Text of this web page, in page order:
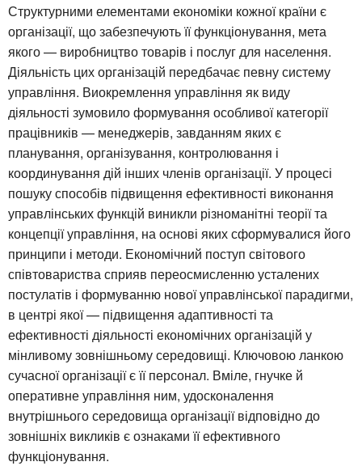
Структурними елементами економіки кожної країни є
організації, що забезпечують її функціонування, мета
якого — виробництво товарів і послуг для населення.
Діяльність цих організацій передбачає певну систему
управління. Виокремлення управління як виду
діяльності зумовило формування особливої категорії
працівників — менеджерів, завданням яких є
планування, організування, контролювання і
координування дій інших членів організації. У процесі
пошуку способів підвищення ефективності виконання
управлінських функцій виникли різноманітні теорії та
концепції управління, на основі яких сформувалися його
принципи і методи. Економічний поступ світового
співтовариства сприяв переосмисленню усталених
постулатів і формуванню нової управлінської парадигми,
в центрі якої — підвищення адаптивності та
ефективності діяльності економічних організацій у
мінливому зовнішньому середовищі. Ключовою ланкою
сучасної організації є її персонал. Вміле, гнучке й
оперативне управління ним, удосконалення
внутрішнього середовища організації відповідно до
зовнішніх викликів є ознаками її ефективного
функціонування.